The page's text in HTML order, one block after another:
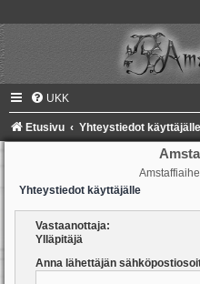
UKK
Etusivu Yhteystiedot käyttäjälle
Yhteystiedot käyttäjälle
Vastaanottaja:
Ylläpitäjä
Anna lähettäjän